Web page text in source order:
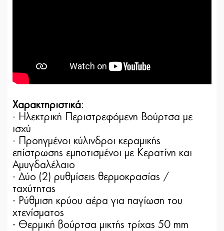
Χαρακτηριστικά:
- Ηλεκτρική Περιστρεφόμενη Βούρτσα με
ισχύ
- Προηγμένοι κύλινδροι κεραμικής
επίστρωσης εμποτισμένοι με Κερατίνη και
Αμυγδαλέλαιο
- Δύο (2) ρυθμίσεις θερμοκρασίας /
ταχύτητας
- Ρύθμιση κρύου αέρα για παγίωση του
χτενίσματος
- Θερμική βούρτσα μικτής τρίχας 50 mm